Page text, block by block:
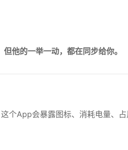
他的一举一动，都在同步给你。
个App会暴露图标、消耗电量、占